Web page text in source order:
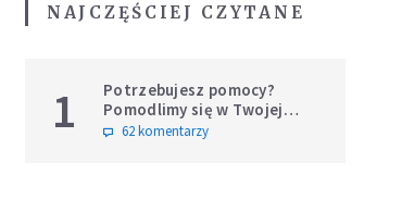
NAJCZĘŚCIEJ CZYTANE
1
Potrzebujesz pomocy?
Pomodlimy się w Twojej
intencji
62 komentarzy